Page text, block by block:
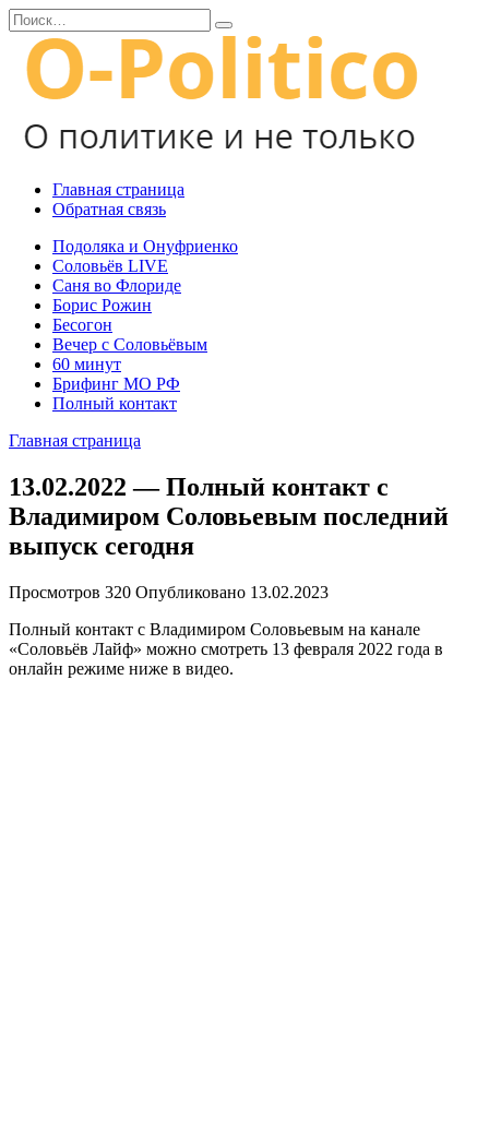
Перейти
к
содержанию
Search
for:
Главная страница
Обратная связь
Подоляка и Онуфриенко
Соловьёв LIVE
Саня во Флориде
Борис Рожин
Бесогон
Вечер с Соловьёвым
60 минут
Брифинг МО РФ
Полный контакт
Главная страница
13.02.2022 — Полный контакт с
Владимиром Соловьевым последний
выпуск сегодня
Просмотров 320 Опубликовано 13.02.2023
Полный контакт с Владимиром Соловьевым на канале
«Соловьёв Лайф» можно смотреть 13 февраля 2022 года в
онлайн режиме ниже в видео.